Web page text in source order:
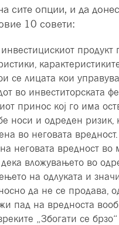
сите опции, и да
10 совети:
продукт
се лицата кои
во инвеститорската
принос кој го има
носи и одреден ризик,
во неговата
неговата вредност
вложувањето во
на одлуката и
да не се продава,
пад на вредноста
„Збогати се